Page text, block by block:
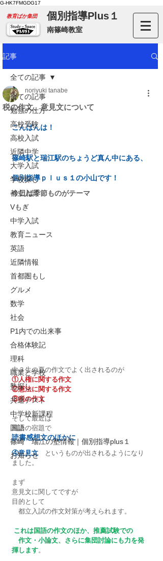
G-HK7FMGDG17
​教育ばか集団 個別指導Plus１
南篠崎教室
記事
全ての記事
勉強の仕方
高校受験
高校入試
近隣中学
大学入試
学校探し
都立入試
Vもぎ
中学入試
教育ニュース
英語
近隣情報
首都圏もし
グルメ
数学
社会
P1内での出来事
合格体験記
理科
職業と学校
塾探し
共通テスト
中学校新課程
国語
篠崎 瑞江の塾情報｜個別指導plus１
お知らせ
全ての記事
税の作文、意見文について
noriyuki tanabe
こんばんは！
篠崎駅と瑞江駅のちょうど真ん中にある、
個別指導ｐｌｕｓ１の小山です！
今日は季節ものがテーマ
中３生の夏の作文でよく出されるのが
①人権に関する作文
②憲法に関する作文
③税の作文
そして最近は
国語の宿題で
読書感想文のほかに
④意見文 というものが出されるようになり
ました。
まず
意見文に関してですが
目的として
都立入試の作文対策が考えられます。
これは国語の作文のほか、推薦試験での
作文・小論文、さらに集団討論にも力を発
揮します。